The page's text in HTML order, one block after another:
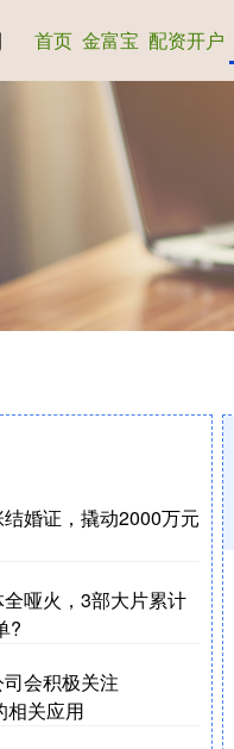
首页 金富宝 配资开户
婚证，撬动2000万元
哑火，3部大片累计
?
会积极关注
相关应用